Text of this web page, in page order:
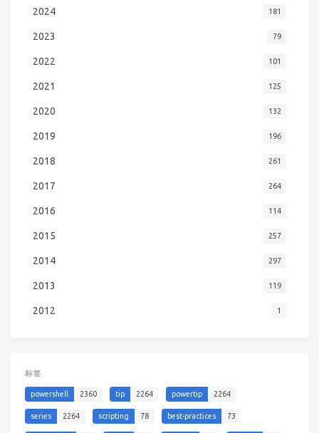
2024 181
2023 79
2022 101
2021 125
2020 132
2019 196
2018 261
2017 264
2016 114
2015 257
2014 297
2013 119
2012 1
标签
powershell 2360 tip 2264 powertip 2264
series 2264 scripting 78 best-practices 73